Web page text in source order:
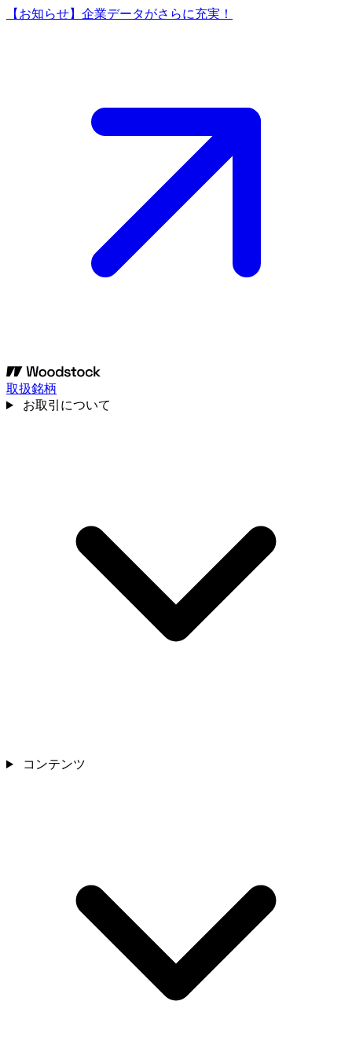
【お知らせ】企業データがさらに充実！
取扱銘柄
お取引について
コンテンツ